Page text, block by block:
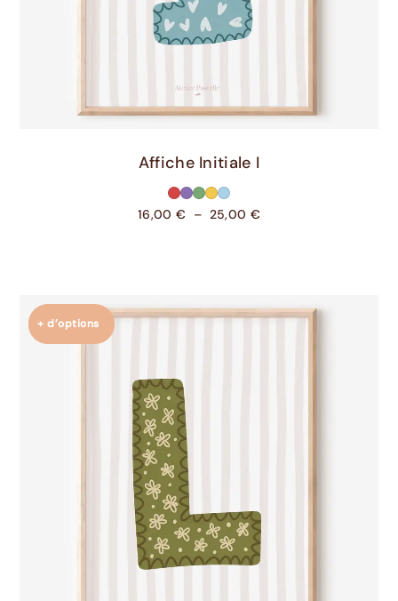
Choix Des Options
Affiche Initiale I
16,00 € – 25,00 €
+ d’options